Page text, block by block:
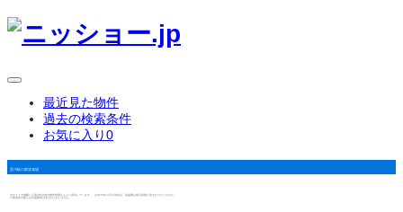
最近見た物件
過去の検索条件
お気に入り0
星川駅の家賃相場
当サイトで掲載した築3年以内の物件情報をもとに算出しています。（2025年12月1日時点） 共益費は表示金額に含まれておりません。
※家賃表示額には共益費等は含まれておりません。